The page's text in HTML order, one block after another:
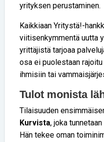
yrityksen perustaminen.
Kaikkiaan Yritystä!-
viitisenkymmentä uutta
yrittäjistä tarjoaa
osa ei puolestaan
ihmisiin tai
Tulot monista
Tilaisuuden
Kurvista, joka
Hän tekee oman